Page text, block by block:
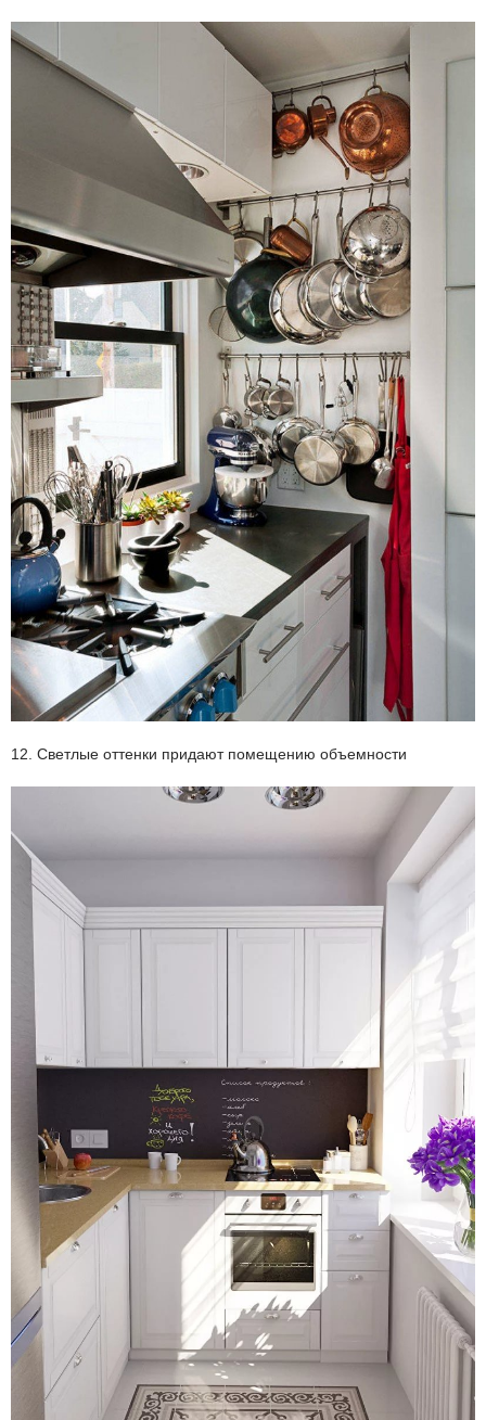
12. Светлые оттенки придают помещению объемности